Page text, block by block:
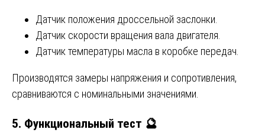
Датчик положения дроссельной заслонки.
Датчик скорости вращения вала двигателя.
Датчик температуры масла в коробке передач.
Производятся замеры напряжения и сопротивления,
сравниваются с номинальными значениями.
5. Функциональный тест 🔮